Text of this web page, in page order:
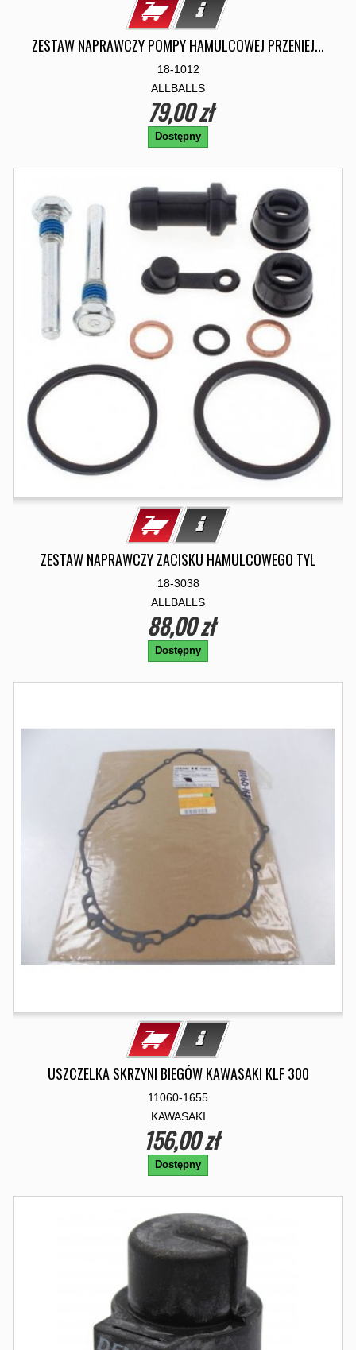
ZESTAW NAPRAWCZY POMPY HAMULCOWEJ PRZENIEJ...
18-1012
ALLBALLS
79,00 zł
Dostępny
ZESTAW NAPRAWCZY ZACISKU HAMULCOWEGO TYL
18-3038
ALLBALLS
88,00 zł
Dostępny
USZCZELKA SKRZYNI BIEGÓW KAWASAKI KLF 300
11060-1655
KAWASAKI
156,00 zł
Dostępny